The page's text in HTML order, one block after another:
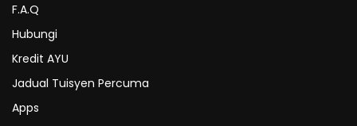
F.A.Q
Hubungi
Kredit AYU
Jadual Tuisyen Percuma
Apps